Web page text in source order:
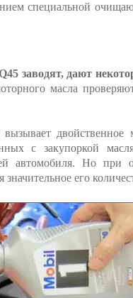
специальной
заводят, дают
масла
двойственное
с закупоркой
автомобиля. Но при
его